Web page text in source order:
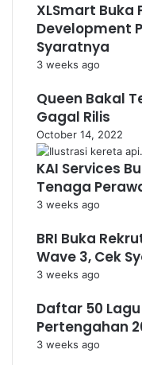
XLSmart
Development
Syaratnya
3 weeks ago
Queen Bakal
Gagal Rilis
October 14, 2022
KAI Services
Tenaga
3 weeks ago
BRI Buka
Wave 3, Cek
3 weeks ago
Daftar 50
Pertengahan
3 weeks ago